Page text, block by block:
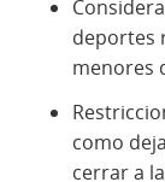
deportes
menores
como
cerrar a